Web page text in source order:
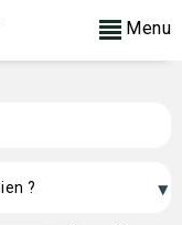
Menu